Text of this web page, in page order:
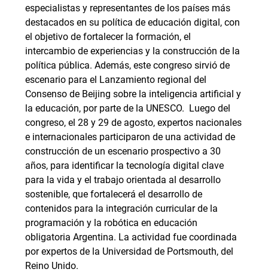
especialistas y representantes de los países más
destacados en su política de educación digital, con
el objetivo de fortalecer la formación, el
intercambio de experiencias y la construcción de la
política pública. Además, este congreso sirvió de
escenario para el Lanzamiento regional del
Consenso de Beijing sobre la inteligencia artificial y
la educación, por parte de la UNESCO. Luego del
congreso, el 28 y 29 de agosto, expertos nacionales
e internacionales participaron de una actividad de
construcción de un escenario prospectivo a 30
años, para identificar la tecnología digital clave
para la vida y el trabajo orientada al desarrollo
sostenible, que fortalecerá el desarrollo de
contenidos para la integración curricular de la
programación y la robótica en educación
obligatoria Argentina. La actividad fue coordinada
por expertos de la Universidad de Portsmouth, del
Reino Unido.